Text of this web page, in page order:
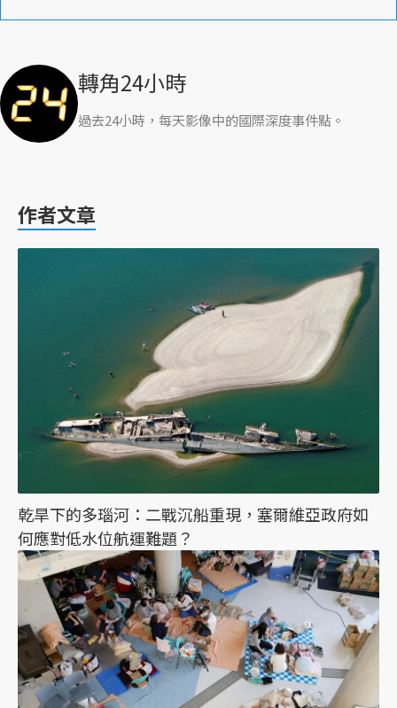
轉角24小時
過去24小時，每天影像中的國際深度事件點。
作者文章
乾旱下的多瑙河：二戰沉船重現，塞爾維亞政府如
何應對低水位航運難題？